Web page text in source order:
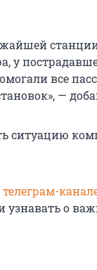
у
все
—
ситуацию
телеграм-
узнавать о